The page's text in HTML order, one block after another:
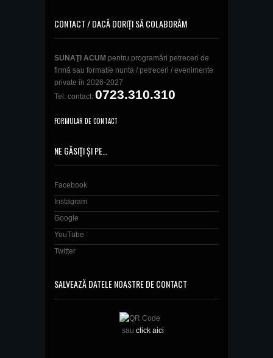
CONTACT / DACĂ DORIȚI SĂ COLABORĂM
SUNAŢI ACUM pentru programări petreceri de
firmă sau formatie nunta / petreceri / evenimente
private în 2026-2027
Tel. contact: 0723.310.310
FORMULAR DE CONTACT
NE GĂSIȚI ȘI PE…
Facebook
Instagram
Google
YouTube
Twitter
SALVEAZĂ DATELE NOASTRE DE CONTACT
sau click aici